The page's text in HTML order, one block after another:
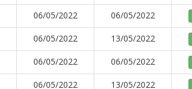
06/05/2022 06/05/2022
06/05/2022 13/05/2022
06/05/2022 06/05/2022
06/05/2022 13/05/2022